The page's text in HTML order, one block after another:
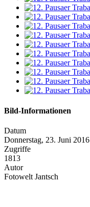
Bild-Informationen
Datum
Donnerstag, 23. Juni 2016
Zugriffe
1813
Autor
Fotowelt Jantsch